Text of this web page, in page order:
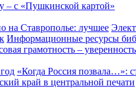
– с «Пушкинской картой»
на Ставрополье: лучшее
Информационные ресурсы
грамотность –
«Когда Россия позвала…»:
край в центральной печати